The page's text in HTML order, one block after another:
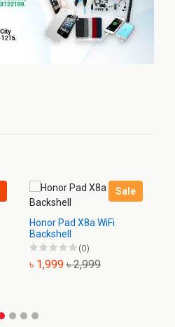
Sale
Honor Pad X8a WiFi
Backshell
(0)
৳ 1,999 ৳ 2,999